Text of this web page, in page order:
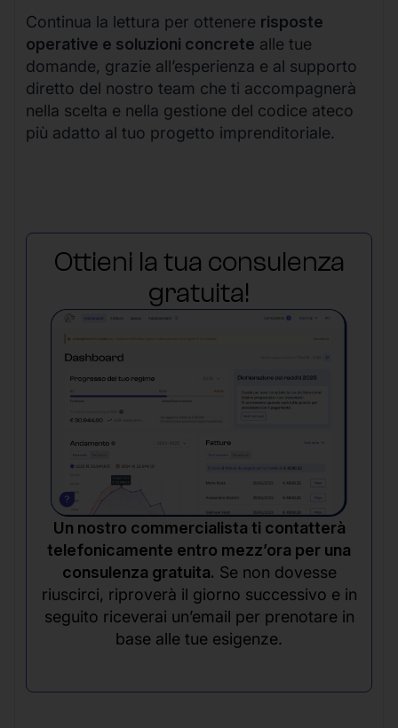
Continua la lettura per ottenere risposte
operative e soluzioni concrete alle tue
domande, grazie all’esperienza e al supporto
diretto del nostro team che ti accompagnerà
nella scelta e nella gestione del codice ateco
più adatto al tuo progetto imprenditoriale.
Ottieni la tua consulenza
gratuita!
Un nostro commercialista ti contatterà
telefonicamente entro mezz’ora per una
consulenza gratuita. Se non dovesse
riuscirci, riproverà il giorno successivo e in
seguito riceverai un’email per prenotare in
base alle tue esigenze.